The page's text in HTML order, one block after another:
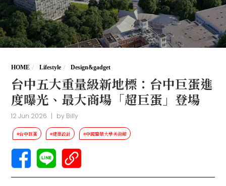
HOME Lifestyle Design&gadget
台中五大重量級新地標：台中巨蛋進
度曝光、最大商場「超巨蛋」登場
12 Jun 2026 | by Billy
#台中巨蛋 #建築設計 #中國醫藥大學美術館